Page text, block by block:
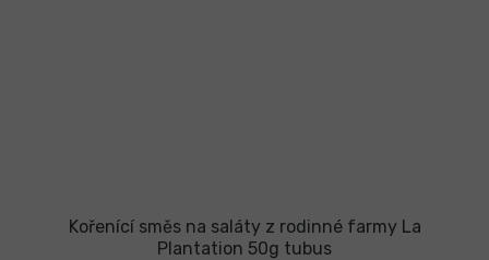
Kořenící směs na saláty z rodinné farmy La
Plantation 50g tubus